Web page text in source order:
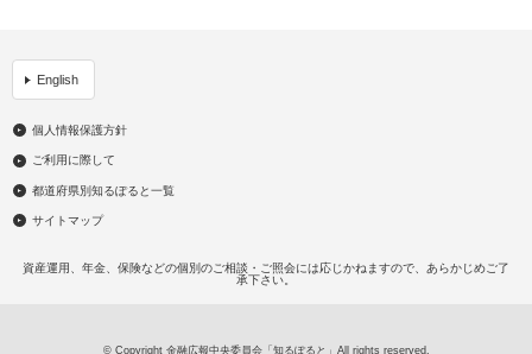
English
個人情報保護方針
ご利用に際して
都道府県別知るぽると一覧
サイトマップ
資産運用、年金、保険などの個別のご相談・ご照会には応じかねますので、あらかじめご了
承下さい。
© Copyright 金融広報中央委員会「知るぽると」All rights reserved.